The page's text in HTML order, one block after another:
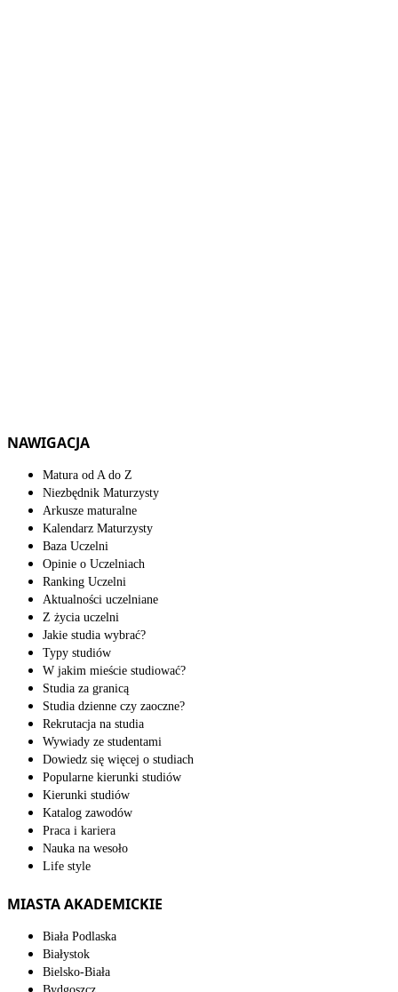
NAWIGACJA
Matura od A do Z
Niezbędnik Maturzysty
Arkusze maturalne
Kalendarz Maturzysty
Baza Uczelni
Opinie o Uczelniach
Ranking Uczelni
Aktualności uczelniane
Z życia uczelni
Jakie studia wybrać?
Typy studiów
W jakim mieście studiować?
Studia za granicą
Studia dzienne czy zaoczne?
Rekrutacja na studia
Wywiady ze studentami
Dowiedz się więcej o studiach
Popularne kierunki studiów
Kierunki studiów
Katalog zawodów
Praca i kariera
Nauka na wesoło
Life style
MIASTA AKADEMICKIE
Biała Podlaska
Białystok
Bielsko-Biała